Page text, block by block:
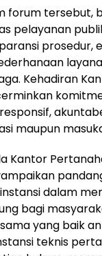
forum tersebut,
pelayanan
prosedur,
Kehadiran
maupun
Kantor
dalam
bagi
yang baik
teknis